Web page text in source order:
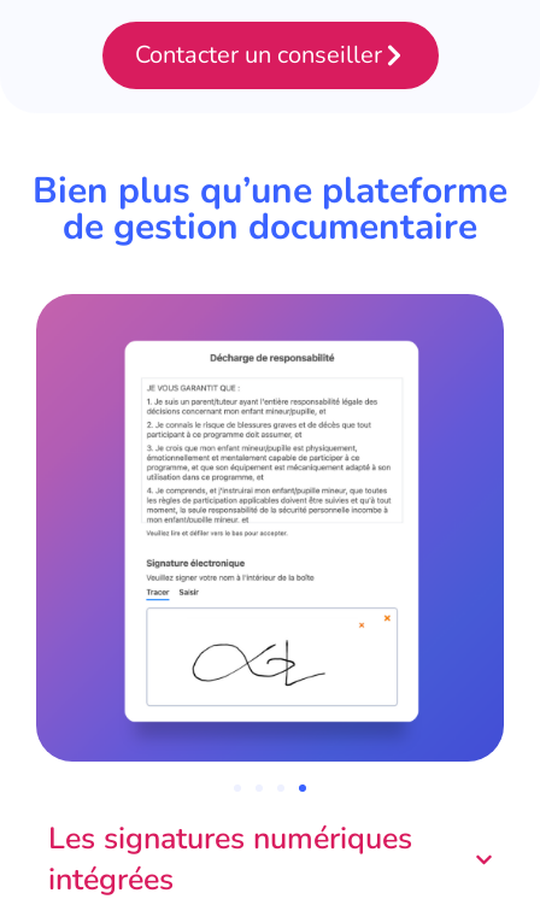
Contacter un conseiller
Bien plus qu’une plateforme
de gestion documentaire
Les signatures numériques
intégrées